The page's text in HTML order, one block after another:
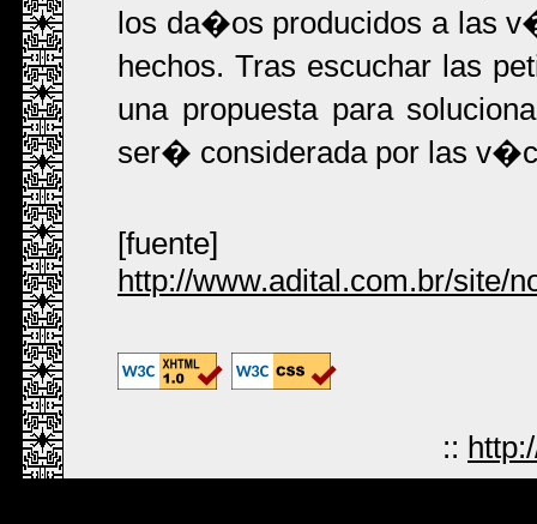
los da�os producidos a las
hechos. Tras escuchar las
una propuesta para
ser� considerada por las
[fuente]
http://www.adital.com.br/site/
::